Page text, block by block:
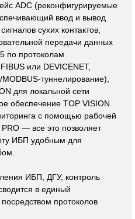
ADC (реконфигурируемые
ввод и вывод
сухих контактов,
передачи данных
по протоколам
или DEVICENET,
туннелирование),
для локальной сети
обеспечение TOP VISION
с помощью рабочей
— все это позволяет
ИБП удобным для
ИБП, ДГУ, контроль
в единый
посредством протоколов